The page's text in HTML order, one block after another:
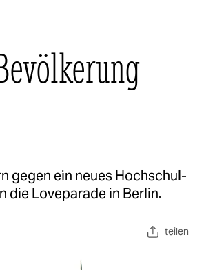
gegen ein neues Hochschul-
die Loveparade in Berlin.
teilen